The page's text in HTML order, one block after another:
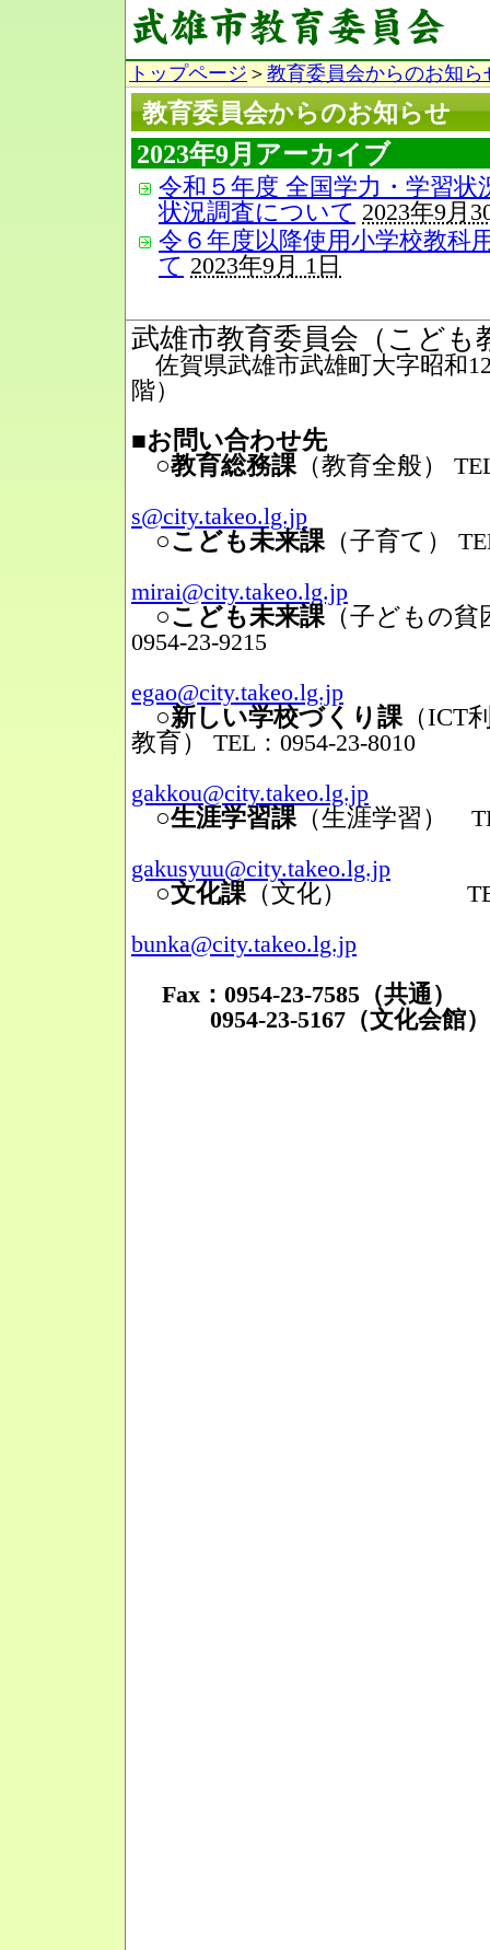
トップページ ＞ 教育委員会からのお知ら
教育委員会からのお知らせ
2023年9月アーカイブ
令和５年度 全国学力・学習状
状況調査について 2023年9月
令６年度以降使用小学校教科
て 2023年9月 1日
武雄市教育委員会（こども
佐賀県武雄市武雄町大字昭和
階）
■お問い合わせ先
○教育総務課（教育全般）
s@city.takeo.lg.jp
○こども未来課（子育て）
mirai@city.takeo.lg.jp
○こども未来課（子どもの貧
0954-23-9215
egao@city.takeo.lg.jp
○新しい学校づくり課（ICT
教育）
TEL：0954-23-8010
gakkou@city.takeo.lg.jp
○生涯学習課（生涯学習）
gakusyuu@city.takeo.lg.jp
○文化課（文化）
TEL：
bunka@city.takeo.lg.jp
Fax：0954-23-7585（共通）
0954-23-5167（文化会館）